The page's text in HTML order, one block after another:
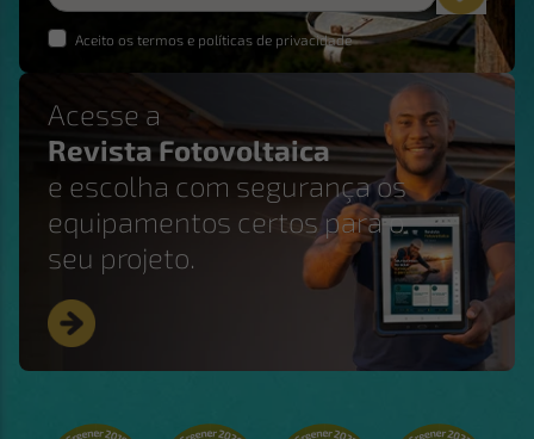
Aceito os termos e políticas de privacidade
Acesse a
Revista Fotovoltaica
e escolha com segurança os
equipamentos certos para o
seu projeto.